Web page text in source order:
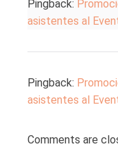
Pingback:
asistentes al
Pingback:
asistentes al
Comments are